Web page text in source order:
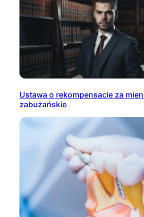
Ustawa o rekompensacie za
zabużańskie